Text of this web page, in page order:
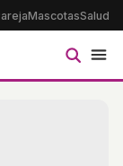
MascotasSalud